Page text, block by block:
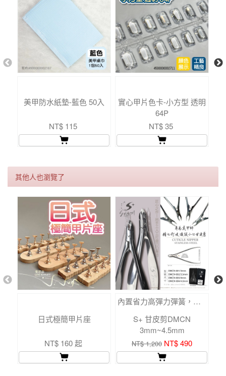
美甲防水紙墊-藍色 50入
NT$ 115
實心甲片色卡-小方型 透明
64P
NT$ 35
其他人也瀏覽了
日式極簡甲片座
NT$ 160 起
內置省力高彈力彈簧，使用更加輕鬆。
S+ 甘皮剪DMCN
3mm~4.5mm
NT$ 1,200 NT$ 490